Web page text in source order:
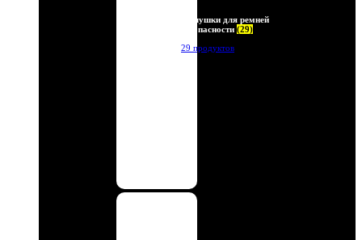
Заглушки для ремней
безопасности (29)
29 продуктов